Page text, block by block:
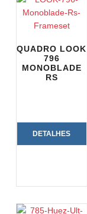
QUADRO LOOK
796
MONOBLADE
RS
DETALHES